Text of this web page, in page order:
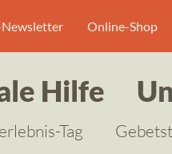
Online-Shop
Hilfe
Tag